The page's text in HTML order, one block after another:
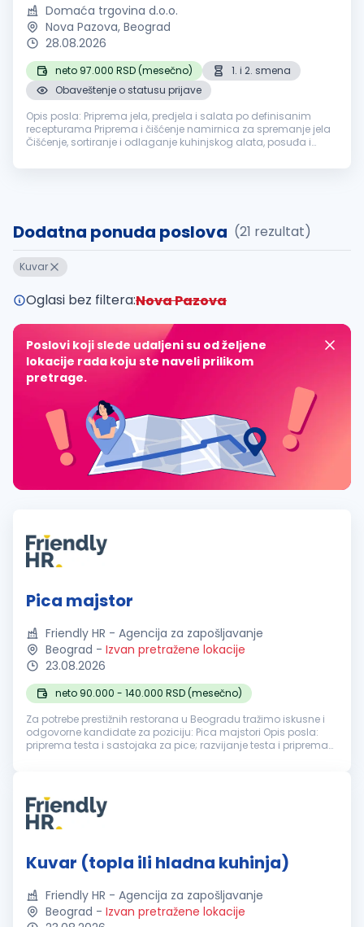
Domaća trgovina d.o.o.
Nova Pazova, Beograd
28.08.2026
neto 97.000 RSD (mesečno)
1. i 2. smena
Obaveštenje o statusu prijave
Opis posla: Priprema jela, predjela i salata po definisanim
recepturama Priprema i čišćenje namirnica za spremanje jela
Čišćenje, sortiranje i odlaganje kuhinjskog alata, posuđa i
Održavanje...
Dodatna ponuda poslova (21 rezultat)
Kuvar
Oglasi bez filtera:Nova Pazova
Poslovi koji slede udaljeni su od željene
lokacije rada koju ste naveli prilikom
pretrage.
Pica majstor
Friendly HR - Agencija za zapošljavanje
Beograd - Izvan pretražene lokacije
23.08.2026
neto 90.000 - 140.000 RSD (mesečno)
Za potrebe prestižnih restorana u Beogradu tražimo iskusne i
odgovorne kandidate za poziciju: Pica majstori Opis posla:
priprema testa i sastojaka za pice; razvijanje testa i priprema
Kuvar (topla ili hladna kuhinja)
Friendly HR - Agencija za zapošljavanje
Beograd - Izvan pretražene lokacije